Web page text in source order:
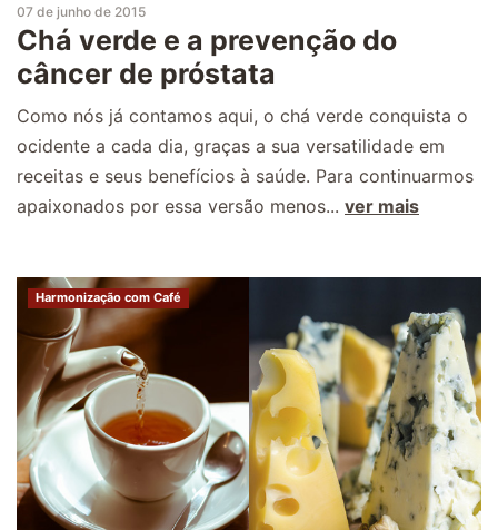
07 de junho de 2015
Chá verde e a prevenção do
câncer de próstata
Como nós já contamos aqui, o chá verde conquista o
ocidente a cada dia, graças a sua versatilidade em
receitas e seus benefícios à saúde. Para continuarmos
apaixonados por essa versão menos... ver mais
Harmonização com Café